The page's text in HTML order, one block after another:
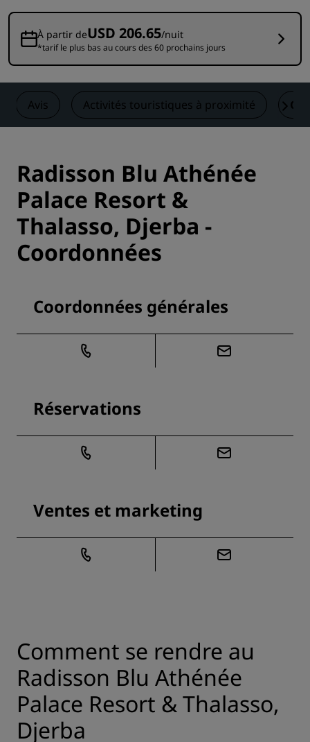
À partir deUSD 206.65/nuit
*tarif le plus bas au cours des 60 prochains jours
Avis Activités touristiques à proximité
Radisson Blu Athénée
Palace Resort &
Thalasso, Djerba -
Coordonnées
Coordonnées générales
Réservations
Ventes et marketing
Comment se rendre au
Radisson Blu Athénée
Palace Resort & Thalasso,
Djerba